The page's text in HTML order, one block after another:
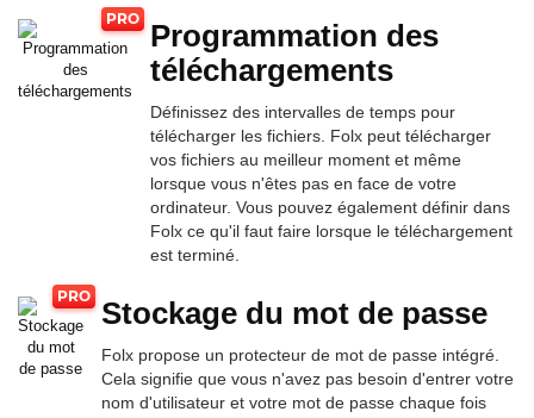
Programmation des
téléchargements
Définissez des intervalles de temps pour
télécharger les fichiers. Folx peut télécharger
vos fichiers au meilleur moment et même
lorsque vous n'êtes pas en face de votre
ordinateur. Vous pouvez également définir dans
Folx ce qu'il faut faire lorsque le téléchargement
est terminé.
Stockage du mot de passe
Folx propose un protecteur de mot de passe intégré.
Cela signifie que vous n'avez pas besoin d'entrer votre
nom d'utilisateur et votre mot de passe chaque fois